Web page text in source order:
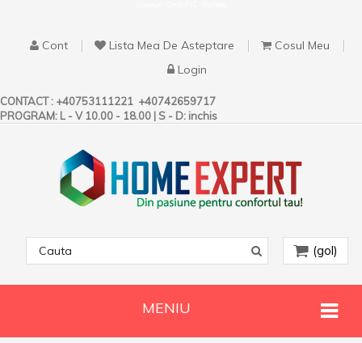
Cont Lista Mea De Asteptare
Cosul Meu
Login
CONTACT : +40753111221 +40742659717
PROGRAM: L - V 10.00 - 18.00 | S - D: inchis
(gol)
MENIU